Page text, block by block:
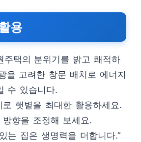
용
주택의 분위기를 밝고 쾌적하
을 고려한 창문 배치로 에너지
수 있습니다.
햇볕을 최대한 활용하세요.
향을 조정해 보세요.
는 집은 생명력을 더합니다.”